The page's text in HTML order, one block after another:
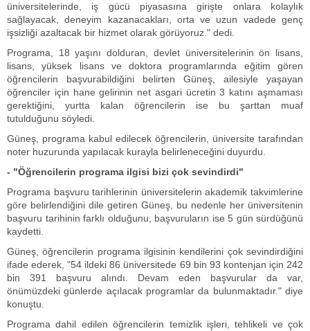
üniversitelerinde, iş gücü piyasasına girişte onlara kolaylık
sağlayacak, deneyim kazanacakları, orta ve uzun vadede genç
işsizliği azaltacak bir hizmet olarak görüyoruz." dedi.
Programa, 18 yaşını dolduran, devlet üniversitelerinin ön lisans,
lisans, yüksek lisans ve doktora programlarında eğitim gören
öğrencilerin başvurabildiğini belirten Güneş, ailesiyle yaşayan
öğrenciler için hane gelirinin net asgari ücretin 3 katını aşmaması
gerektiğini, yurtta kalan öğrencilerin ise bu şarttan muaf
tutulduğunu söyledi.
Güneş, programa kabul edilecek öğrencilerin, üniversite tarafından
noter huzurunda yapılacak kurayla belirleneceğini duyurdu.
- "Öğrencilerin programa ilgisi bizi çok sevindirdi"
Programa başvuru tarihlerinin üniversitelerin akademik takvimlerine
göre belirlendiğini dile getiren Güneş, bu nedenle her üniversitenin
başvuru tarihinin farklı olduğunu, başvuruların ise 5 gün sürdüğünü
kaydetti.
Güneş, öğrencilerin programa ilgisinin kendilerini çok sevindirdiğini
ifade ederek, "54 ildeki 86 üniversitede 69 bin 93 kontenjan için 242
bin 391 başvuru alındı. Devam eden başvurular da var,
önümüzdeki günlerde açılacak programlar da bulunmaktadır." diye
konuştu.
Programa dahil edilen öğrencilerin temizlik işleri, tehlikeli ve çok